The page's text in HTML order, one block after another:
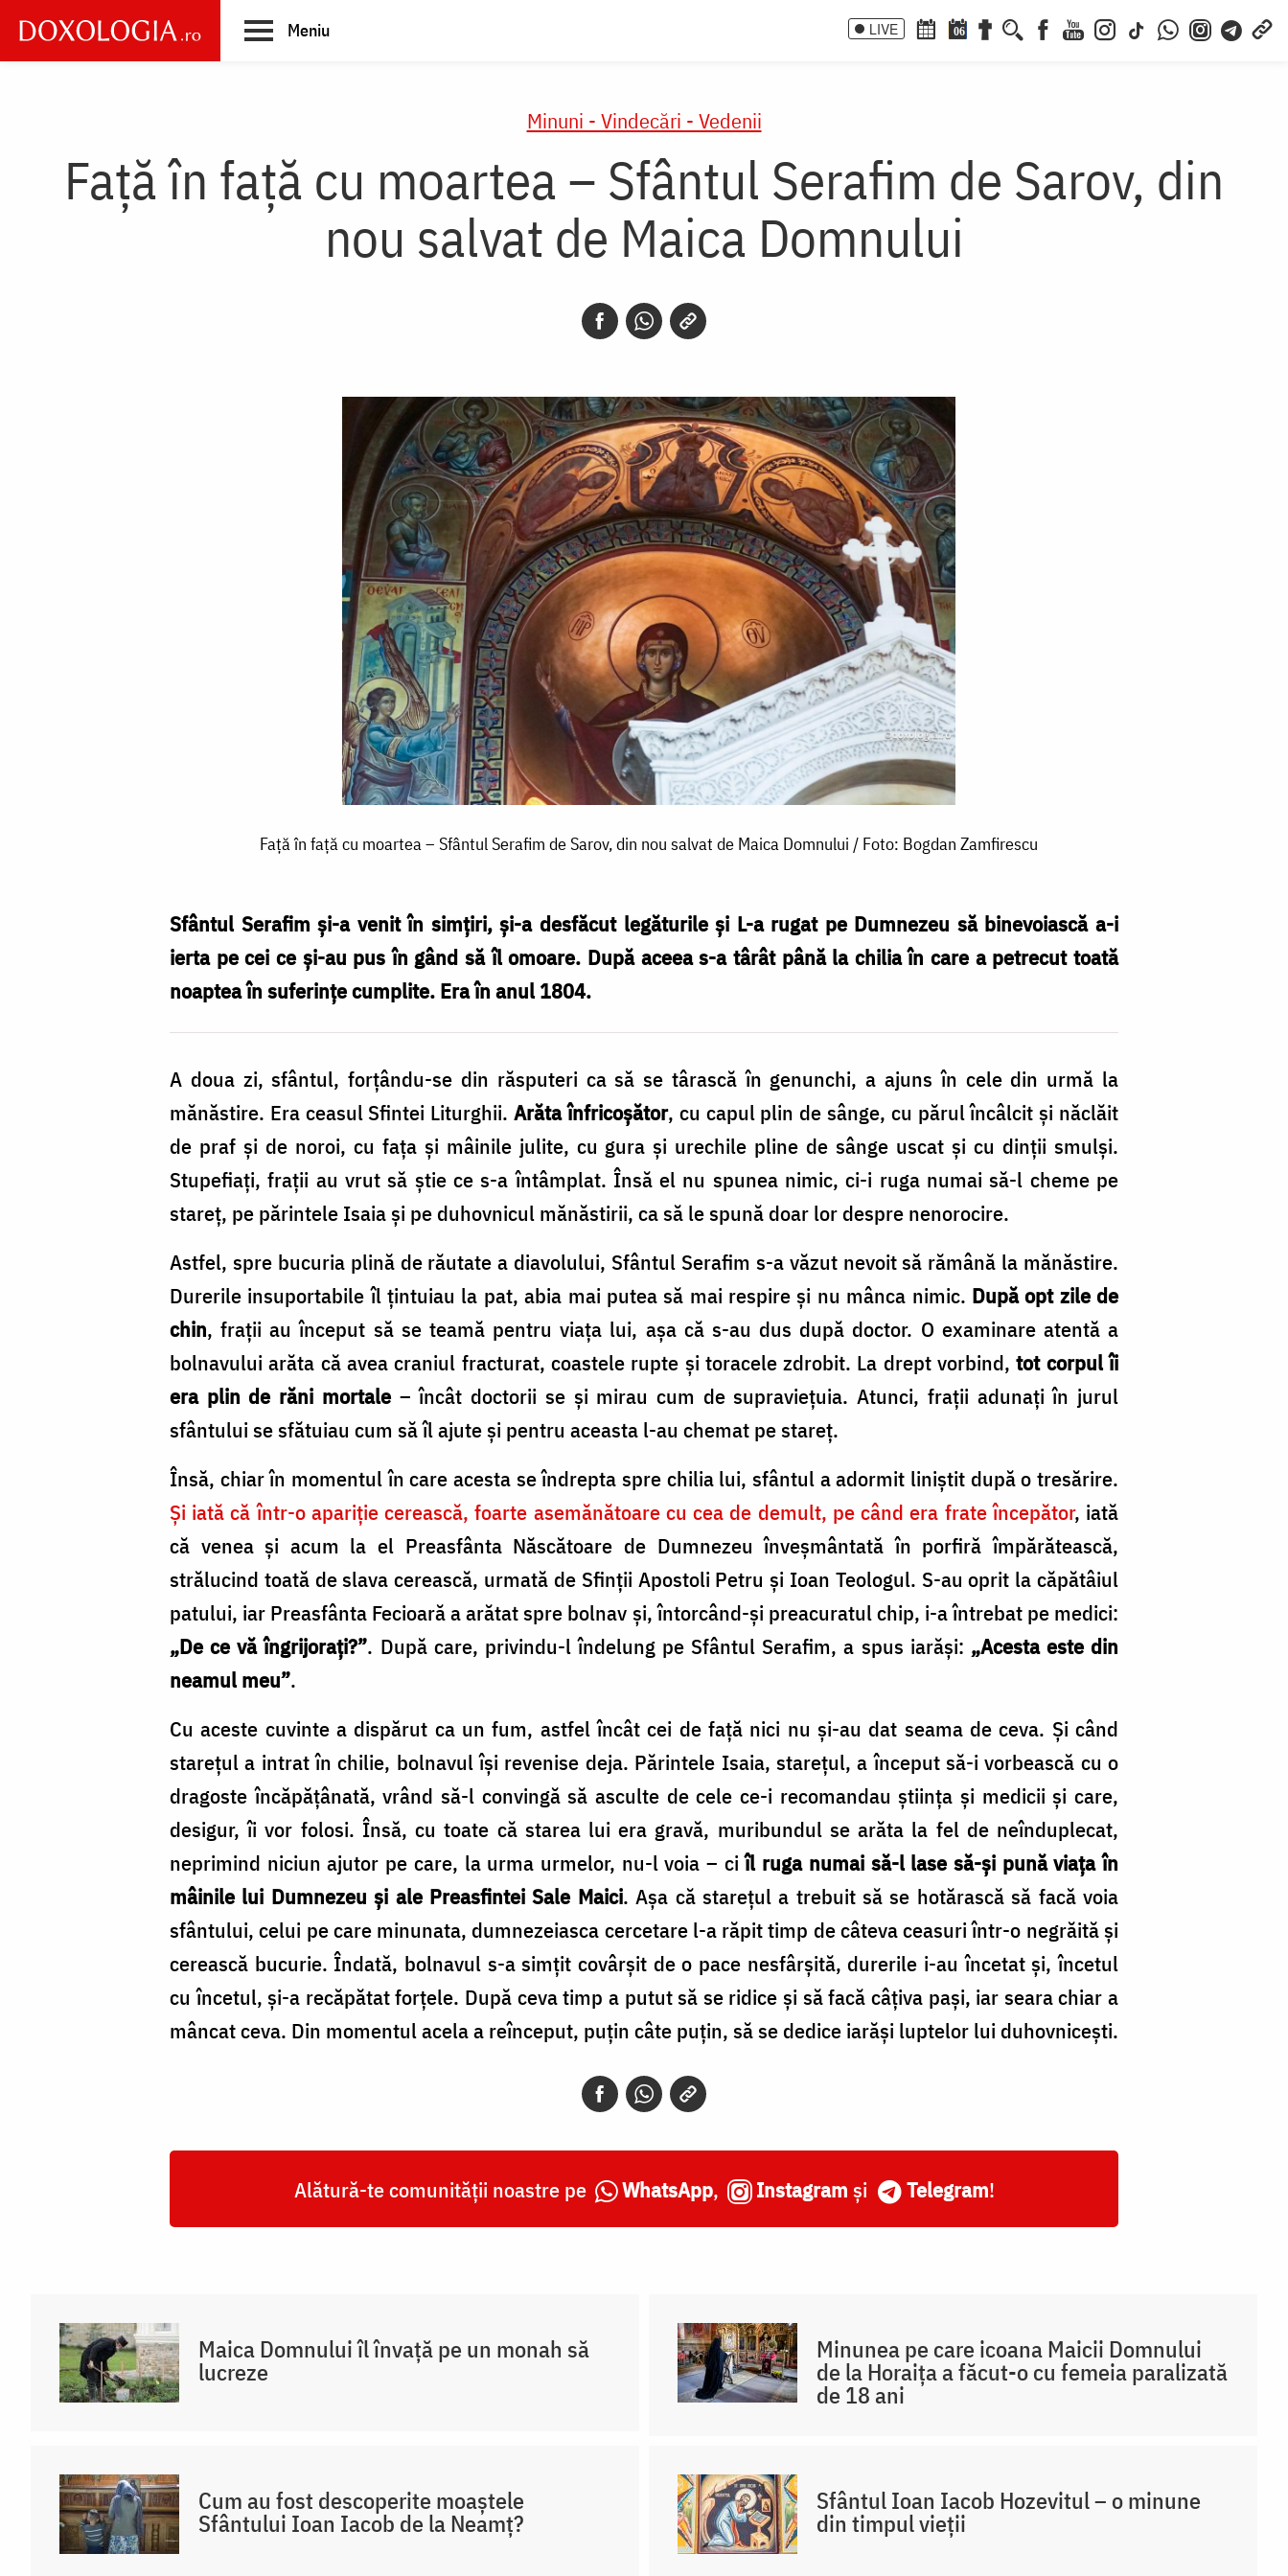
main
Meniu LIVE 06
Minuni - Vindecări - Vedenii
Față în față cu moartea – Sfântul Serafim de Sarov, din
nou salvat de Maica Domnului
Față în față cu moartea – Sfântul Serafim de Sarov, din nou salvat de Maica Domnului / Foto: Bogdan Zamfirescu
Sfântul Serafim şi-a venit în simţiri, şi-a desfăcut legăturile şi L-a rugat pe Dumnezeu să binevoiască a-i
ierta pe cei ce şi-au pus în gând să îl omoare. După aceea s-a târât până la chilia în care a petrecut toată
noaptea în suferinţe cumplite. Era în anul 1804.
A doua zi, sfântul, forţându-se din răsputeri ca să se târască în genunchi, a ajuns în cele din urmă la
mănăstire. Era ceasul Sfintei Liturghii.Arăta înfricoşător, cu capul plin de sânge, cu părul încâlcit şi năclăit
de praf şi de noroi, cu faţa şi mâinile julite, cu gura şi urechile pline de sânge uscat şi cu dinţii smulşi.
Stupefiaţi, fraţii au vrut să ştie ce s-a întâmplat. Însă el nu spunea nimic, ci-i ruga numai să-l cheme pe
stareţ, pe părintele Isaia şi pe duhovnicul mănăstirii, ca să le spună doar lor despre nenorocire.
Astfel, spre bucuria plină de răutate a diavolului, Sfântul Serafim s-a văzut nevoit să rămână la mănăstire.
Durerile insuportabile îl ţintuiau la pat, abia mai putea să mai respire și nu mânca nimic. După opt zile de
chin, fraţii au început să se teamă pentru viaţa lui, aşa că s-au dus după doctor. O examinare atentă a
bolnavului arăta că avea craniul fracturat, coastele rupte şi toracele zdrobit. La drept vorbind, tot corpul îi
era plin de răni mortale– încât doctorii se și mirau cum de supravieţuia. Atunci, fraţii adunaţi în jurul
sfântului se sfătuiau cum să îl ajute şi pentru aceasta l-au chemat pe stareţ.
Însă, chiar în momentul în care acesta se îndrepta spre chilia lui, sfântul a adormit liniştit după o tresărire.
Şi iată că într-o apariţie cerească, foarte asemănătoare cu cea de demult, pe când era frate începător, iată
că venea şi acum la el Preasfânta Născătoare de Dumnezeu înveşmântată în porfiră împărătească,
strălucind toată de slava cerească, urmată de Sfinţii Apostoli Petru şi Ioan Teologul. S-au oprit la căpătâiul
patului, iar Preasfânta Fecioară a arătat spre bolnav şi, întorcând-şi preacuratul chip, i-a întrebat pe medici:
„De ce vă îngrijoraţi?”. După care, privindu-l îndelung pe Sfântul Serafim, a spus iarăşi: „Acesta este din
neamul meu”.
Cu aceste cuvinte a dispărut ca un fum, astfel încât cei de faţă nici nu şi-au dat seama de ceva. Şi când
stareţul a intrat în chilie, bolnavul îşi revenise deja. Părintele Isaia, stareţul, a început să-i vorbească cu o
dragoste încăpăţânată, vrând să-l convingă să asculte de cele ce-i recomandau ştiinţa şi medicii și care,
desigur, îi vor folosi. Însă, cu toate că starea lui era gravă, muribundul se arăta la fel de neînduplecat,
neprimind niciun ajutor pe care, la urma urmelor, nu-l voia – ci îl ruga numai să-l lase să-şi pună viaţa în
mâinile lui Dumnezeu şi ale Preasfintei Sale Maici. Aşa că stareţul a trebuit să se hotărască să facă voia
sfântului, celui pe care minunata, dumnezeiasca cercetare l-a răpit timp de câteva ceasuri într-o negrăită şi
cerească bucurie. Îndată, bolnavul s-a simţit covârşit de o pace nesfârşită, durerile i-au încetat şi, încetul
cu încetul, şi-a recăpătat forţele. După ceva timp a putut să se ridice şi să facă câţiva paşi, iar seara chiar a
mâncat ceva. Din momentul acela a reînceput, puţin câte puţin, să se dedice iarăşi luptelor lui duhovniceşti.
Alătură-te comunității noastre pe WhatsApp, Instagram și Telegram!
Maica Domnului îl învață pe un monah să
lucreze
Minunea pe care icoana Maicii Domnului
de la Horaița a făcut-o cu femeia paralizată
de 18 ani
Cum au fost descoperite moaștele
Sfântului Ioan Iacob de la Neamț?
Sfântul Ioan Iacob Hozevitul – o minune
din timpul vieții